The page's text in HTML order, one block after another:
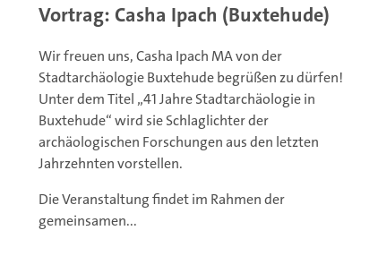
Vortrag: Casha Ipach (Buxtehude)
Wir freuen uns, Casha Ipach MA von der
Stadtarchäologie Buxtehude begrüßen zu dürfen!
Unter dem Titel „41 Jahre Stadtarchäologie in
Buxtehude“ wird sie Schlaglichter der
archäologischen Forschungen aus den letzten
Jahrzehnten vorstellen.
Die Veranstaltung findet im Rahmen der
gemeinsamen...